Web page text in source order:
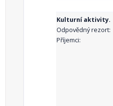
Kulturní aktivity.
Odpovědný rezort:
Příjemci: